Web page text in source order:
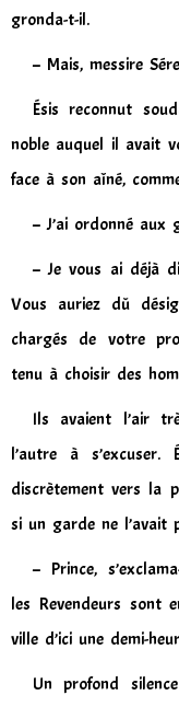
gronda-t-il.
– Mais, messire
Ésis reconnut
noble auquel il avait
face à son aîné,
– J’ai ordonné
– Je vous ai déjà
Vous auriez dû
chargés de votre
tenu à choisir des
Ils avaient l’air
l’autre à
discrètement vers la
si un garde ne l’avait
– Prince,
les Revendeurs
ville d’ici une demi-
Un profond